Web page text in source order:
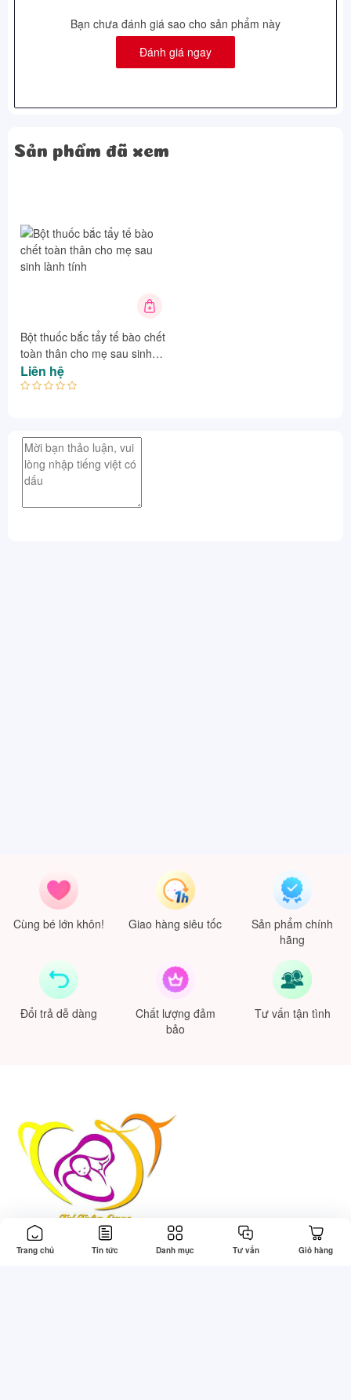
Bạn chưa đánh giá sao cho sản phẩm này
Đánh giá ngay
Sản phẩm đã xem
Bột thuốc bắc tẩy tế bào chết
toàn thân cho mẹ sau sinh
lành tính
Liên hệ
Cùng bé lớn khôn! Giao hàng siêu tốc
Sản phẩm chính
hãng
Đổi trả dễ dàng
Chất lượng đảm
bảo
Tư vấn tận tình
Trang chủ Tin tức Danh mục Tư vấn Giỏ hàng